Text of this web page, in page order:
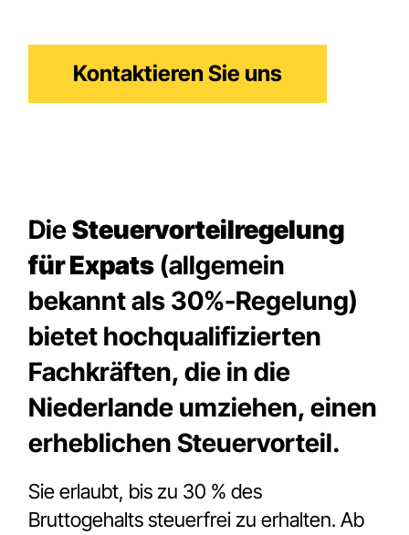
Kontaktieren Sie uns
DieSteuervorteilregelung
für Expats (allgemein
bekannt als 30%-Regelung)
bietet hochqualifizierten
Fachkräften, die in die
Niederlande umziehen, einen
erheblichen Steuervorteil.
Sie erlaubt, bis zu 30 % des
Bruttogehalts steuerfrei zu erhalten. Ab